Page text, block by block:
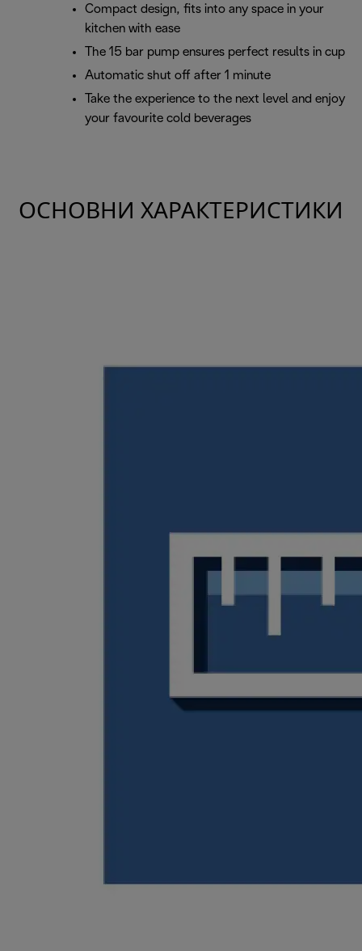
Compact design, fits into any space in your
kitchen with ease
The 15 bar pump ensures perfect results in cup
Automatic shut off after 1 minute
Take the experience to the next level and enjoy
your favourite cold beverages
ОСНОВНИ ХАРАКТЕРИСТИКИ